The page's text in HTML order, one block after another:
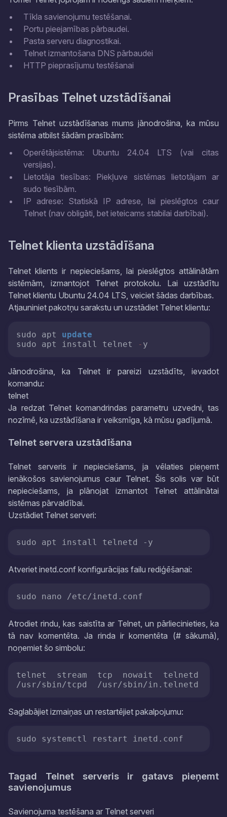
Tīkla savienojumu testēšanai.
Portu pieejamības pārbaudei.
Pasta serveru diagnostikai.
Telnet izmantošana DNS pārbaudei
HTTP pieprasījumu testēšanai
Prasības Telnet uzstādīšanai
Pirms Telnet uzstādīšanas mums jānodrošina, ka mūsu
sistēma atbilst šādām prasībām:
Operētājsistēma: Ubuntu 24.04 LTS (vai citas
versijas).
Lietotāja tiesības: Piekļuve sistēmas lietotājam ar
sudo tiesībām.
IP adrese: Statiskā IP adrese, lai pieslēgtos caur
Telnet (nav obligāti, bet ieteicams stabilai darbībai).
Telnet klienta uzstādīšana
Telnet klients ir nepieciešams, lai pieslēgtos attālinātām
sistēmām, izmantojot Telnet protokolu. Lai uzstādītu
Telnet klientu Ubuntu 24.04 LTS, veiciet šādas darbības.
Atjauniniet pakotņu sarakstu un uzstādiet Telnet klientu:
sudo apt update
sudo apt install telnet
-
Jānodrošina, ka Telnet ir pareizi uzstādīts, ievadot
komandu:
telnet
Ja redzat Telnet komandrindas parametru uzvedni, tas
nozīmē, ka uzstādīšana ir veiksmīga, kā mūsu gadījumā.
Telnet servera uzstādīšana
Telnet serveris ir nepieciešams, ja vēlaties pieņemt
ienākošos savienojumus caur Telnet. Šis solis var būt
nepieciešams, ja plānojat izmantot Telnet attālinātai
sistēmas pārvaldībai.
Uzstādiet Telnet serveri:
sudo apt install telnetd -y
Atveriet inetd.conf konfigurācijas failu rediģēšanai:
Atrodiet rindu, kas saistīta ar Telnet, un pārliecinieties, ka
tā nav komentēta. Ja rinda ir komentēta (# sākumā),
noņemiet šo simbolu:
telnet  stream  tcp  nowait  telnetd
/usr/sbin/tcpd  /usr/sbin/in.telnetd
Saglabājiet izmaiņas un restartējiet pakalpojumu:
sudo systemctl restart inetd.conf
Tagad Telnet serveris ir gatavs pieņemt
savienojumus
Savienojuma testēšana ar Telnet serveri